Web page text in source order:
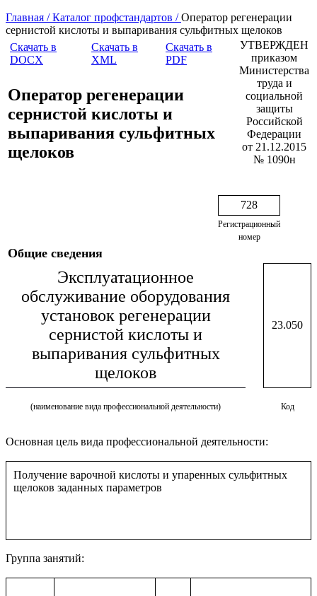
Главная /Каталог профстандартов /Оператор регенерации
сернистой кислоты и выпаривания сульфитных щелоков
Скачать в
DOCX
Скачать в
XML
Скачать в
PDF
УТВЕРЖДЕН
приказом
Министерства
труда и
социальной
защиты
Российской
Федерации
от 21.12.2015
№ 1090н
Оператор регенерации
сернистой кислоты и
выпаривания сульфитных
щелоков
728
Регистрационный
номер
Общие сведения
Эксплуатационное
обслуживание оборудования
установок регенерации
сернистой кислоты и
выпаривания сульфитных
щелоков
23.050
(наименование вида профессиональной деятельности) Код
Основная цель вида профессиональной деятельности:
Получение варочной кислоты и упаренных сульфитных
щелоков заданных параметров
Группа занятий: